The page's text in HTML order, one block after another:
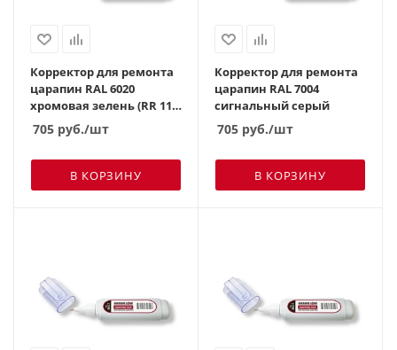
Корректор для ремонта
царапин RAL 6020
хромовая зелень (RR 11
темно-зеленый)
705 руб./шт
В КОРЗИНУ
Корректор для ремонта
царапин RAL 7004
сигнальный серый
705 руб./шт
В КОРЗИНУ